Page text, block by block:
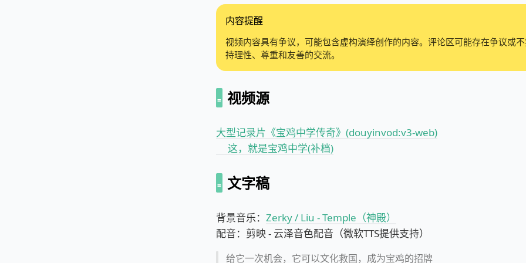
内容提醒
视频内容具有争议，可能包含虚构演绎创作的内容。评论区可能存在争议或
持理性、尊重和友善的交流。
视频源
大型记录片《宝鸡中学传奇》(douyinvod:v3-web)
这，就是宝鸡中学(补档)
文字稿
背景音乐： Zerky / Liu - Temple（神殿）
配音：剪映 - 云泽音色配音（微软TTS提供支持）
给它一次机会，它可以文化救国，成为宝鸡的招牌